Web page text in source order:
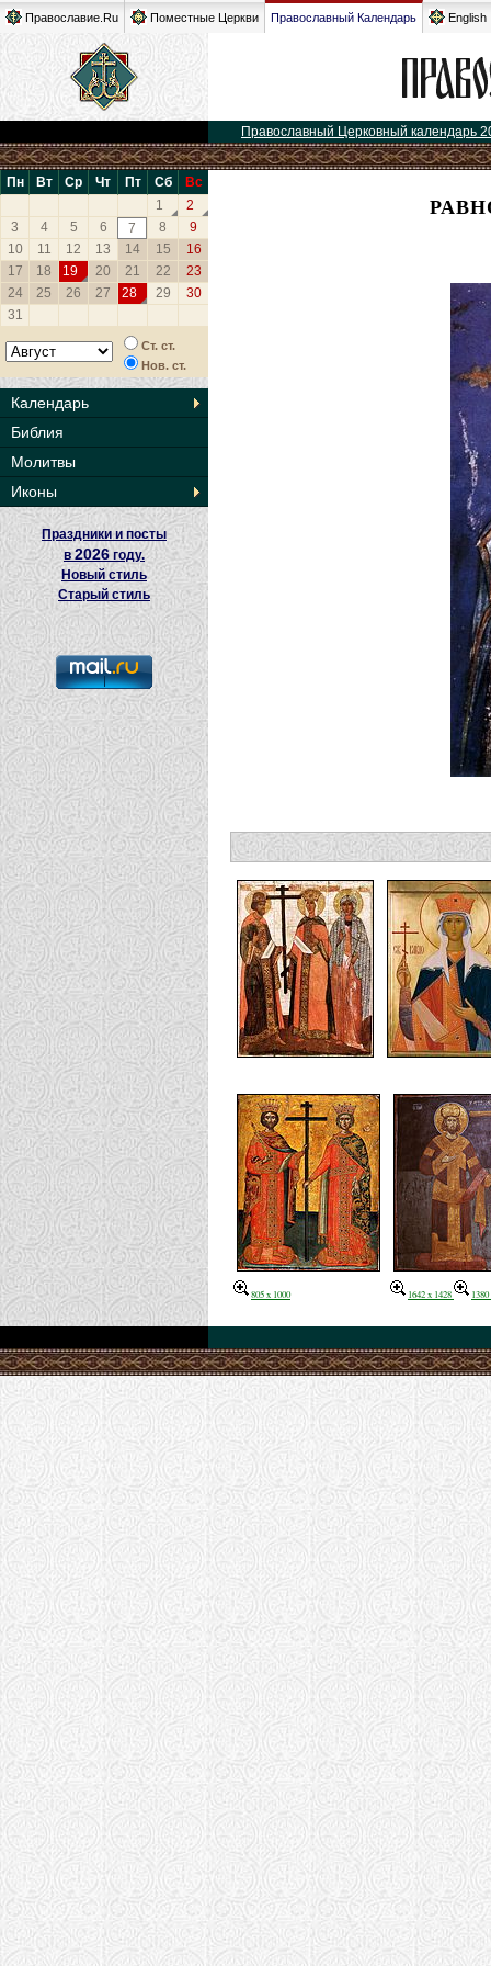
Православие.Ru Поместные Церкви Православный Календарь English
Православный Церковный календарь
Пн Вт Ср Чт Пт Сб
Вс
1
2
3
4 5 6 7 8
9
10
11 12 13 14 15
16
17
18 19 20 21 22
23
24
25 26 27 28 29
30
31
Ст. ст.
Нов. ст.
Календарь
Библия
Молитвы
Иконы
Праздники и посты
в2026 году.
Новый стиль
Старый стиль
805 x 1000 1642 x 1428